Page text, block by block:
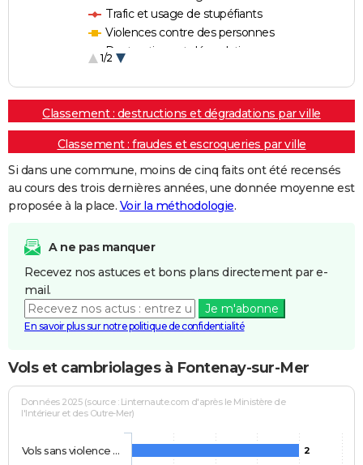
Trafic et usage de stupéfiants
Violences contre des personnes
Destructions et dégradations
1/2
Classement : destructions et dégradations par ville
Classement : fraudes et escroqueries par ville
Si dans une commune, moins de cinq faits ont été recensés
au cours des trois dernières années, une donnée moyenne est
proposée à la place. Voir la méthodologie.
A ne pas manquer
Recevez nos astuces et bons plans directement par e-
mail.
Je m'abonne
En savoir plus sur notre politique de confidentialité
Vols et cambriolages à Fontenay-sur-Mer
Données 2025 (source : Linternaute.com d'après le Ministère de
l'Intérieur et des Outre-Mer)
2
Vols sans violence …